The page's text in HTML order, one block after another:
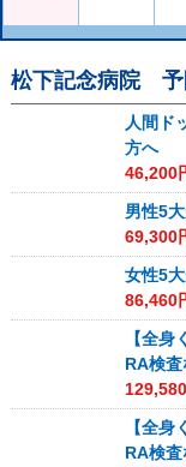
松下記念病院 予
人間ド
方へ
46,200
男性5
69,300
女性5
86,460
【全
RA検
129,580
【全
RA検